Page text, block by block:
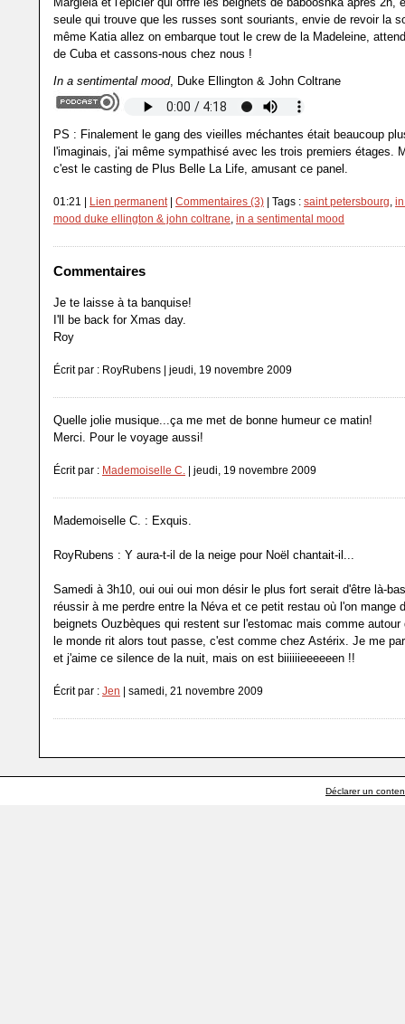
seule qui trouve que les russes sont souriants, envie de revoir la
même Katia allez on embarque tout le crew de la Madeleine,
de Cuba et cassons-nous chez nous !
In a sentimental mood, Duke Ellington & John Coltrane
PS : Finalement le gang des vieilles méchantes était beaucoup
l'imaginais, j'ai même sympathisé avec les trois premiers étages.
c'est le casting de Plus Belle La Life, amusant ce panel.
01:21 | Lien permanent| Commentaires (3) | Tags : saint petersbourg,
mood duke ellington & john coltrane, in a sentimental mood
Commentaires
Je te laisse à ta banquise!
I'll be back for Xmas day.
Roy
Écrit par : RoyRubens | jeudi, 19 novembre 2009
Quelle jolie musique...ça me met de bonne humeur ce matin!
Merci. Pour le voyage aussi!
Écrit par : Mademoiselle C. | jeudi, 19 novembre 2009
Mademoiselle C. : Exquis.
RoyRubens : Y aura-t-il de la neige pour Noël chantait-il...
Samedi à 3h10, oui oui oui mon désir le plus fort serait d'être là-
réussir à me perdre entre la Néva et ce petit restau où l'on mange
beignets Ouzbèques qui restent sur l'estomac mais comme autour
le monde rit alors tout passe, c'est comme chez Astérix. Je me
et j'aime ce silence de la nuit, mais on est biiiiiieeeeeen !!
Écrit par : Jen | samedi, 21 novembre 2009
Déclarer un